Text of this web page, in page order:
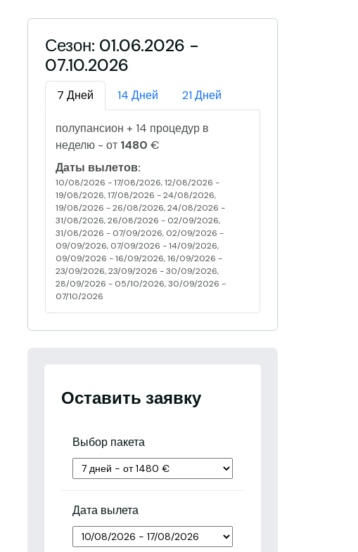
Сезон: 01.06.2026 -
07.10.2026
7 Дней 14 Дней 21 Дней
полупансион + 14 процедур в
неделю - от 1480 €
Даты вылетов:
10/08/2026 - 17/08/2026, 12/08/2026 -
19/08/2026, 17/08/2026 - 24/08/2026,
19/08/2026 - 26/08/2026, 24/08/2026 -
31/08/2026, 26/08/2026 - 02/09/2026,
31/08/2026 - 07/09/2026, 02/09/2026 -
09/09/2026, 07/09/2026 - 14/09/2026,
09/09/2026 - 16/09/2026, 16/09/2026 -
23/09/2026, 23/09/2026 - 30/09/2026,
28/09/2026 - 05/10/2026, 30/09/2026 -
07/10/2026
Оставить заявку
Выбор пакета
Дата вылета